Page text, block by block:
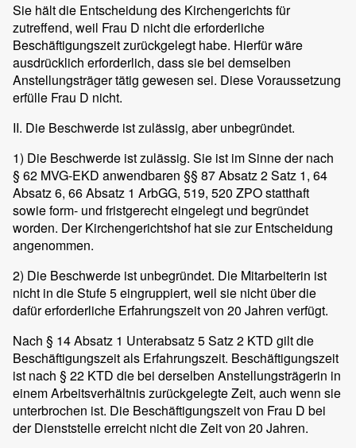
Sie hält die Entscheidung des Kirchengerichts für
zutreffend, weil Frau D nicht die erforderliche
Beschäftigungszeit zurückgelegt habe. Hierfür wäre
ausdrücklich erforderlich, dass sie bei demselben
Anstellungsträger tätig gewesen sei. Diese Voraussetzung
erfülle Frau D nicht.
II. Die Beschwerde ist zulässig, aber unbegründet.
1) Die Beschwerde ist zulässig. Sie ist im Sinne der nach
§ 62 MVG-EKD anwendbaren §§ 87 Absatz 2 Satz 1, 64
Absatz 6, 66 Absatz 1 ArbGG, 519, 520 ZPO statthaft
sowie form- und fristgerecht eingelegt und begründet
worden. Der Kirchengerichtshof hat sie zur Entscheidung
angenommen.
2) Die Beschwerde ist unbegründet. Die Mitarbeiterin ist
nicht in die Stufe 5 eingruppiert, weil sie nicht über die
dafür erforderliche Erfahrungszeit von 20 Jahren verfügt.
Nach § 14 Absatz 1 Unterabsatz 5 Satz 2 KTD gilt die
Beschäftigungszeit als Erfahrungszeit. Beschäftigungszeit
ist nach § 22 KTD die bei derselben Anstellungsträgerin in
einem Arbeitsverhältnis zurückgelegte Zeit, auch wenn sie
unterbrochen ist. Die Beschäftigungszeit von Frau D bei
der Dienststelle erreicht nicht die Zeit von 20 Jahren.